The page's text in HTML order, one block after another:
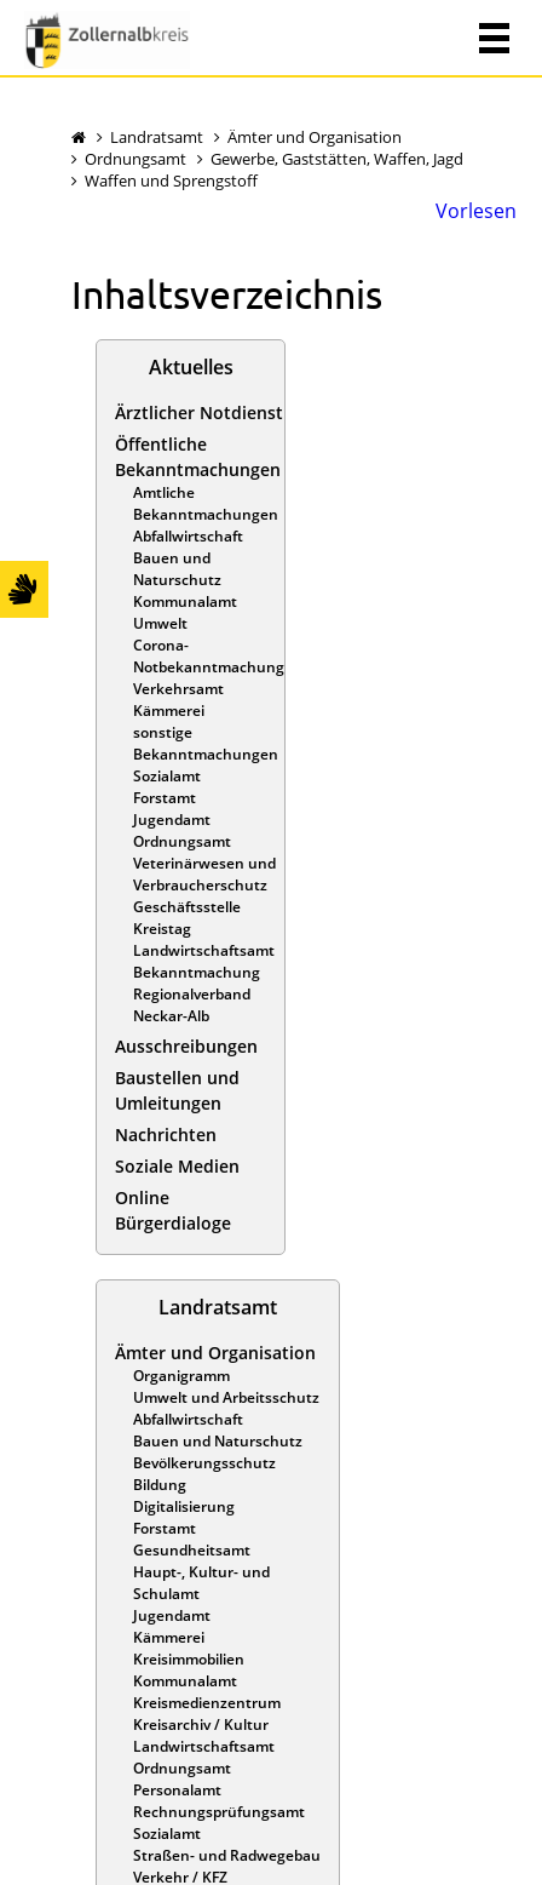
Landratsamt
Ämter und Organisation
Ordnungsamt
Gewerbe, Gaststätten, Waffen, Jagd
Waffen und Sprengstoff
Vorlesen
Inhaltsverzeichnis
Aktuelles
Ärztlicher Notdienst
Öffentliche
Bekanntmachungen
Amtliche
Bekanntmachungen
Abfallwirtschaft
Bauen und
Naturschutz
Kommunalamt
Umwelt
Corona-
Notbekanntmachung
Verkehrsamt
Kämmerei
sonstige
Bekanntmachungen
Sozialamt
Forstamt
Jugendamt
Ordnungsamt
Veterinärwesen und
Verbraucherschutz
Geschäftsstelle
Kreistag
Landwirtschaftsamt
Bekanntmachung
Regionalverband
Neckar-Alb
Ausschreibungen
Baustellen und
Umleitungen
Nachrichten
Soziale Medien
Online
Bürgerdialoge
Landratsamt
Ämter und Organisation
Organigramm
Umwelt und Arbeitsschutz
Abfallwirtschaft
Bauen und Naturschutz
Bevölkerungsschutz
Bildung
Digitalisierung
Forstamt
Gesundheitsamt
Haupt-, Kultur- und
Schulamt
Jugendamt
Kämmerei
Kreisimmobilien
Kommunalamt
Kreismedienzentrum
Kreisarchiv / Kultur
Landwirtschaftsamt
Ordnungsamt
Personalamt
Rechnungsprüfungsamt
Sozialamt
Straßen- und Radwegebau
Verkehr / KFZ